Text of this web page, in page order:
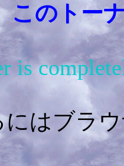
このトー
is
はブラ